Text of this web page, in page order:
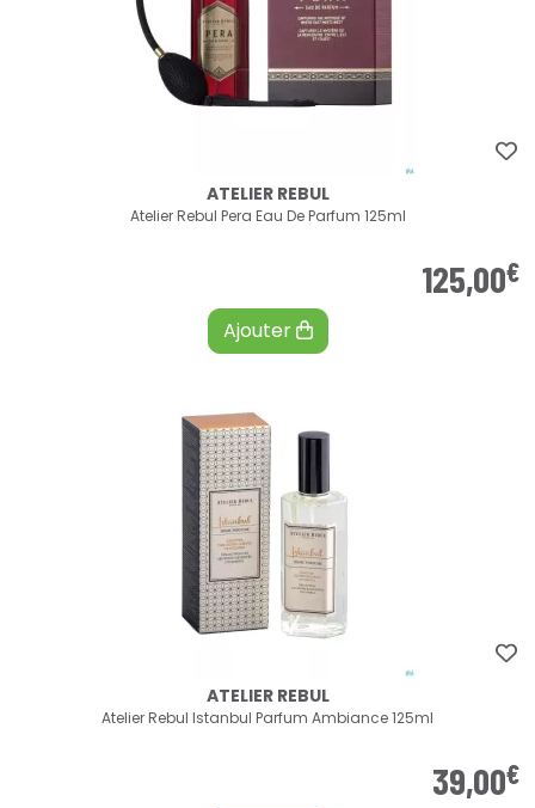
ATELIER REBUL
Atelier Rebul Pera Eau De Parfum 125ml
125,00€
Ajouter
ATELIER REBUL
Atelier Rebul Istanbul Parfum Ambiance 125ml
39,00€